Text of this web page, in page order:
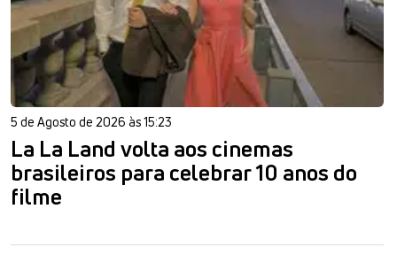
5 de Agosto de 2026 às 15:23
La La Land volta aos cinemas
brasileiros para celebrar 10 anos do
filme